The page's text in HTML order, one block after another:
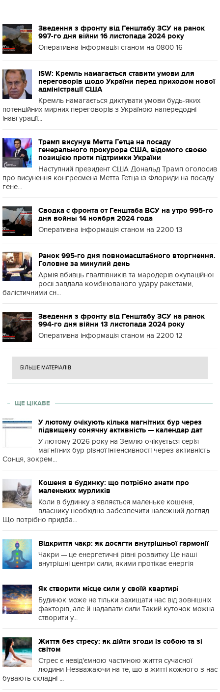
Зведення з фронту від Генштабу ЗСУ на ранок
997-го дня війни 16 листопада 2024 року
Оперативна інформація станом на 0800 16
ISW: Кремль намагається ставити умови для
переговорів щодо України перед приходом нової
адміністрації США
Кремль намагається диктувати умови будь-яких
потенційних мирних переговорів з Україною напередодні
інавгурації...
Трамп висунув Метта Гетца на посаду
генерального прокурора США, відомого своєю
позицією проти підтримки України
Наступний президент США Дональд Трамп оголосив
про висунення конгресмена Метта Гетца із Флориди на посаду
гене...
Сводка с фронта от Генштаба ВСУ на утро 995-го
дня войны 14 ноября 2024 года
Оперативна інформація станом на 2200 13
Ранок 995-го дня повномасштабного вторгнення.
Головне за минулий день
Армія вбивць ґвалтівників та мародерів окупаційної
росії завдала комбінованого удару ракетами,
балістичними сн...
Зведення з фронту від Генштабу ЗСУ на ранок
994-го дня війни 13 листопада 2024 року
Оперативна інформація станом на 2200 12
БІЛЬШЕ МАТЕРІАЛІВ
ЩЕ ЦІКАВЕ
У лютому очікують кілька магнітних бур через
підвищену сонячну активність — календар дат
У лютому 2026 року на Землю очікується серія
магнітних бур різної інтенсивності через активність
Сонця, зокрем...
Кошеня в будинку: що потрібно знати про
маленьких мурликів
Коли в будинку з'являється маленьке кошеня,
власнику необхідно забезпечити належний догляд
Що потрібно придба...
Відкриття чакр: як досягти внутрішньої гармонії
Чакри — це енергетичні рівні розвитку Це наші
внутрішні центри сили, якими протікає енергія
Як створити місце сили у своїй квартирі
Будинок може не тільки захищати нас від зовнішніх
факторів, але й надавати сили Такий куточок можна
створити у...
Життя без стресу: як дійти згоди із собою та зі
світом
Стрес є невід'ємною частиною життя сучасної
людини Незважаючи на те, що в житті кожного з нас
бувають складні ...